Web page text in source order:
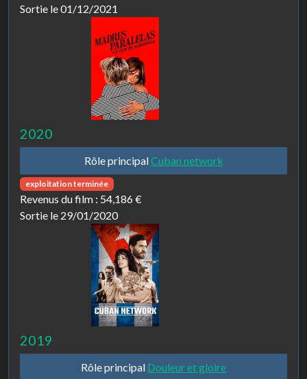
Sortie le 01/12/2021
2020
Rôle principalCuban network
exploitation terminée
Revenus du film : 54,186 €
Sortie le 29/01/2020
2019
Rôle principal Douleur et gloire